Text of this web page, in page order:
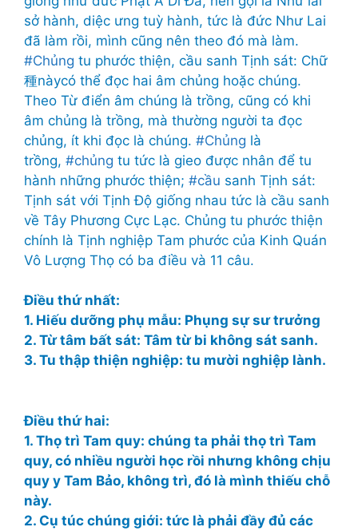
sở hành, diệc ưng tuỳ hành, tức là đức Như Lai
đã làm rồi, mình cũng nên theo đó mà làm.
#Chủng tu phước thiện, cầu sanh Tịnh sát: Chữ
種nàycó thể đọc hai âm chủng hoặc chúng.
Theo Từ điển âm chúng là trồng, cũng có khi
âm chủng là trồng, mà thường người ta đọc
chủng, ít khi đọc là chúng. #Chủng là
trồng, #chủng tu tức là gieo được nhân để tu
hành những phước thiện; #cầu sanh Tịnh sát:
Tịnh sát với Tịnh Độ giống nhau tức là cầu sanh
về Tây Phương Cực Lạc. Chủng tu phước thiện
chính là Tịnh nghiệp Tam phước của Kinh Quán
Vô Lượng Thọ có ba điều và 11 câu.
Điều thứ nhất:
1. Hiếu dưỡng phụ mẫu: Phụng sự sư trưởng
2. Từ tâm bất sát: Tâm từ bi không sát sanh.
3. Tu thập thiện nghiệp: tu mười nghiệp lành.
Điều thứ hai:
1. Thọ trì Tam quy: chúng ta phải thọ trì Tam
quy, có nhiều người học rồi nhưng không chịu
quy y Tam Bảo, không trì, đó là mình thiếu chỗ
này.
2. Cụ túc chúng giới: tức là phải đầy đủ các